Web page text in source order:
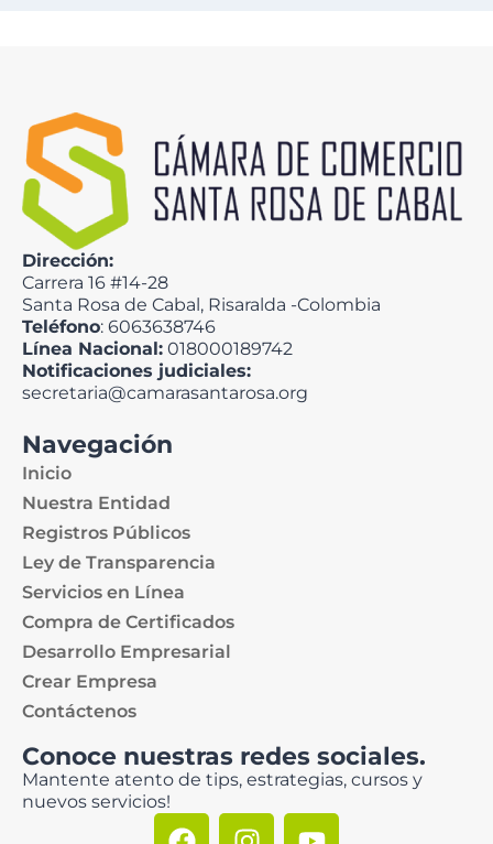
Dirección:
Carrera 16 #14-28
Santa Rosa de Cabal, Risaralda -Colombia
Teléfono: 6063638746
Línea Nacional: 018000189742
Notificaciones judiciales:
secretaria@camarasantarosa.org
Navegación
Inicio
Nuestra Entidad
Registros Públicos
Ley de Transparencia
Servicios en Línea
Compra de Certificados
Desarrollo Empresarial
Crear Empresa
Contáctenos
Conoce nuestras redes sociales.
Mantente atento de tips, estrategias, cursos y
nuevos servicios!